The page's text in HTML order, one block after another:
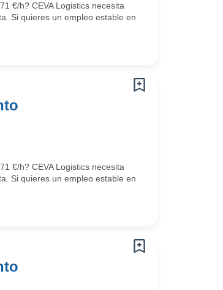
€/h? CEVA Logistics necesita
Si quieres un empleo estable en
€/h? CEVA Logistics necesita
Si quieres un empleo estable en